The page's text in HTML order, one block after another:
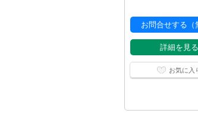
お問合せする（
詳細を見る
お気に入